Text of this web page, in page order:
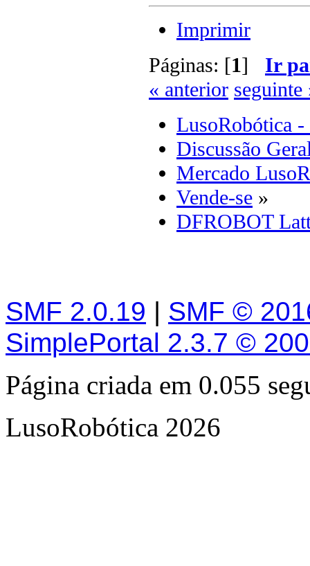
Imprimir
Páginas: [1] Ir
« anterior seguinte
LusoRobótica -
Discussão
Mercado
Vende-se »
DFROBOT
SMF 2.0.19 | SMF ©
SimplePortal 2.3.7 ©
Página criada em 0.055
LusoRobótica 2026